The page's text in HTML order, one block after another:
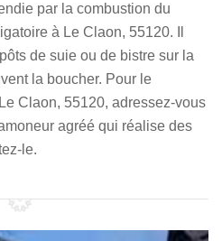
par la combustion du
à Le Claon, 55120. Il
de suie ou de bistre sur la
la boucher. Pour le
Claon, 55120, adressez-vous
agréé qui réalise des
le.